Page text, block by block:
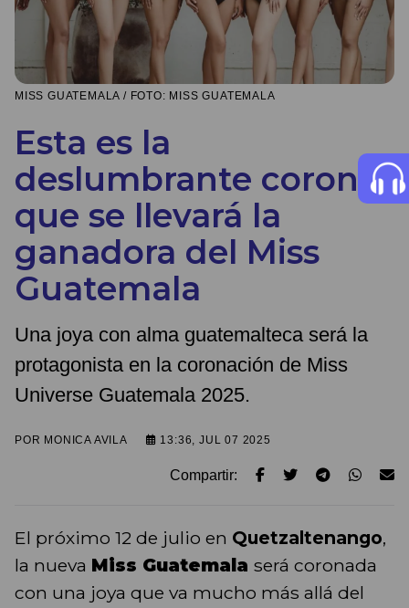
MISS GUATEMALA / FOTO: MISS GUATEMALA
Esta es la
deslumbrante corona
que se llevará la
ganadora del Miss
Guatemala
Una joya con alma guatemalteca será la
protagonista en la coronación de Miss
Universe Guatemala 2025.
POR MONICA AVILA 13:36, JUL 07 2025
Compartir:
El próximo 12 de julio en Quetzaltenango,
la nueva Miss Guatemala será coronada
con una joya que va mucho más allá del